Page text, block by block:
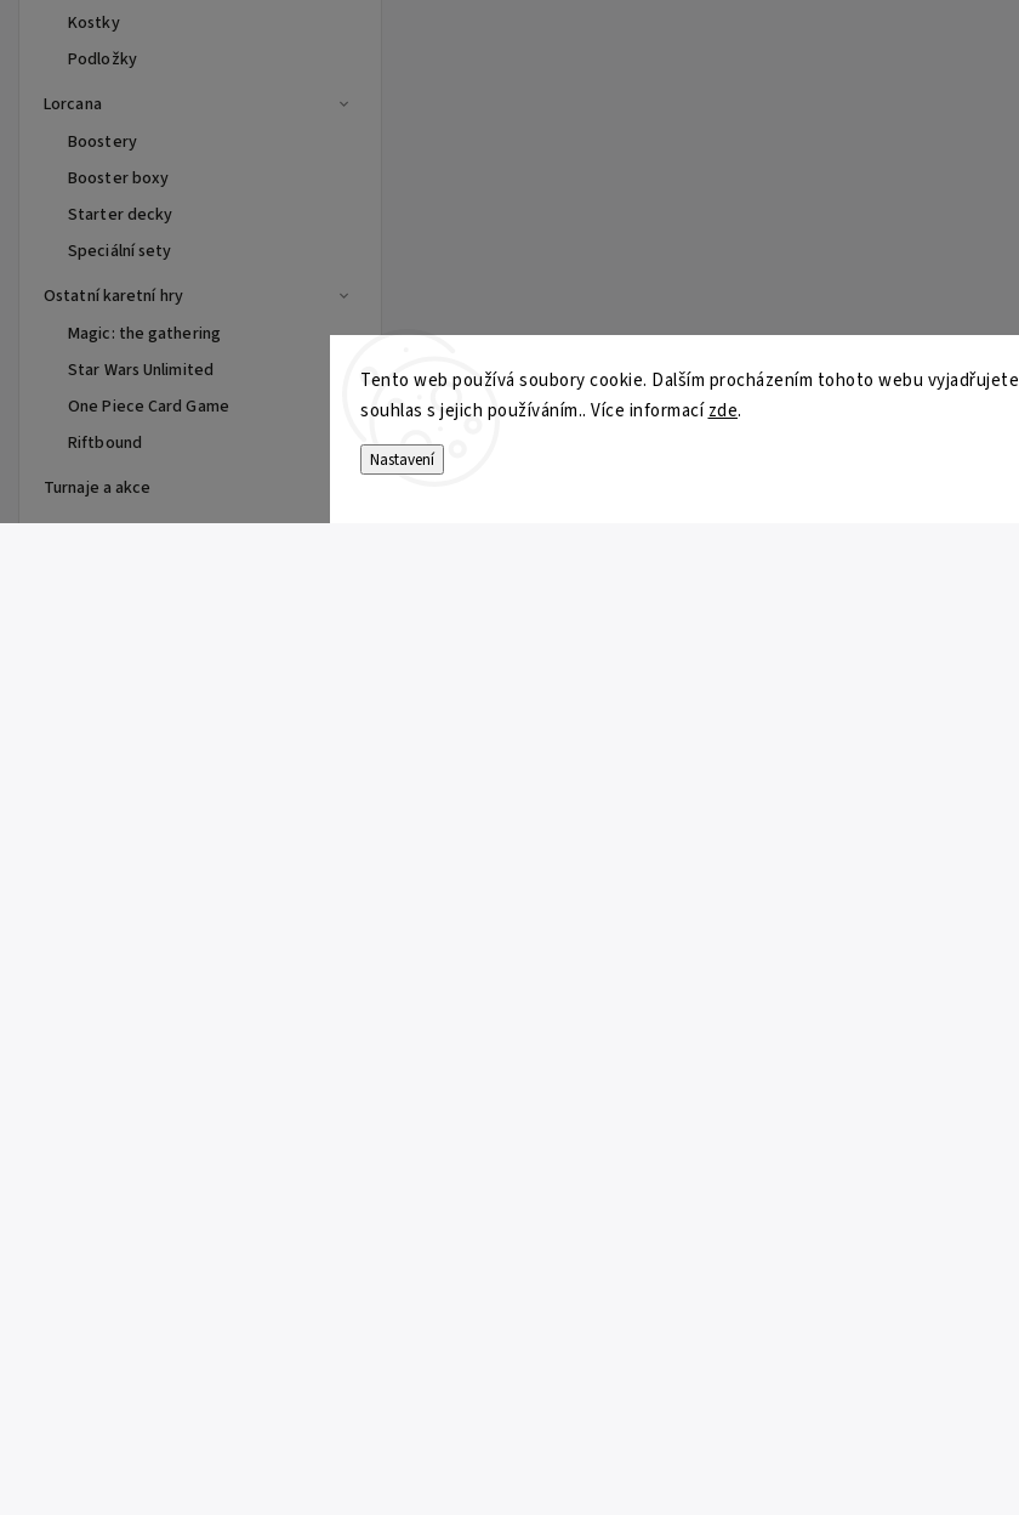
Tento web používá soubory cookie. Dalším procházením tohoto webu vyjadřujete
souhlas s jejich používáním.. Více informacízde.
Nastavení
Kostky
Podložky
Lorcana
Boostery
Booster boxy
Starter decky
Speciální sety
Ostatní karetní hry
Magic: the gathering
Star Wars Unlimited
One Piece Card Game
Riftbound
Turnaje a akce